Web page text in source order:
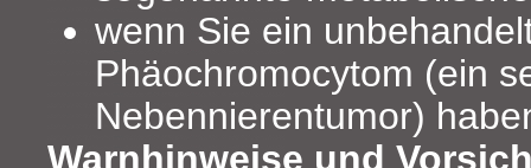
wenn Sie ein
Phäochromocytom (ein
Nebennierentumor)
Warnhinweise und